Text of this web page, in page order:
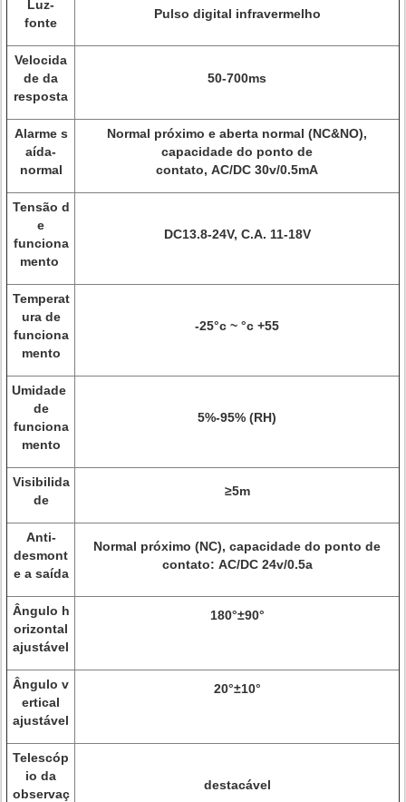
Luz-
fonte
Pulso digital infravermelho
Velocida
de da
resposta
50-700ms
Alarme s
aída-
normal
Normal próximo e aberta normal (NC&NO),
capacidade do ponto de
contato, AC/DC 30v/0.5mA
Tensão d
e
funciona
mento
DC13.8-24V, C.A. 11-18V
Temperat
ura de
funciona
mento
-25°c ~ °c +55
Umidade
de
funciona
mento
5%-95% (RH)
Visibilida
de
≥5m
Anti-
desmont
e a saída
Normal próximo (NC), capacidade do ponto de
contato: AC/DC 24v/0.5a
Ângulo h
orizontal
ajustável
180°±90°
Ângulo v
ertical
ajustável
20°±10°
Telescóp
io da
observaç
destacável